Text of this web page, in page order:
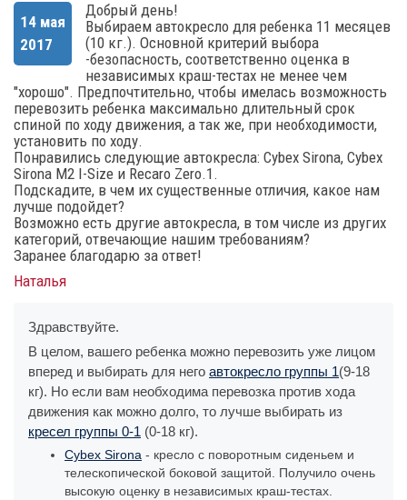
14 мая
2017
Добрый день!
Выбираем автокресло для ребенка 11 месяцев
(10 кг.). Основной критерий выбора
-безопасность, соответственно оценка в
независимых краш-тестах не менее чем
"хорошо". Предпочтительно, чтобы имелась возможность
перевозить ребенка максимально длительный срок
спиной по ходу движения, а так же, при необходимости,
установить по ходу.
Понравились следующие автокресла: Cybex Sirona, Cybex
Sirona M2 I-Size и Recaro Zero.1.
Подскадите, в чем их существенные отличия, какое нам
лучше подойдет?
Возможно есть другие автокресла, в том числе из других
категорий, отвечающие нашим требованиям?
Заранее благодарю за ответ!
Наталья
Здравствуйте.
В целом, вашего ребенка можно перевозить уже лицом
вперед и выбирать для него автокресло группы 1(9-18
кг). Но если вам необходима перевозка против хода
движения как можно долго, то лучше выбирать из
кресел группы 0-1 (0-18 кг).
Cybex Sirona - кресло с поворотным сиденьем и
телескопической боковой защитой. Получило очень
высокую оценку в независимых краш-тестах.